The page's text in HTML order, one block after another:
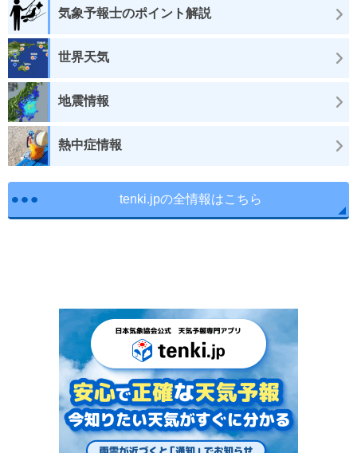
気象予報士のポイント解説
世界天気
地震情報
熱中症情報
tenki.jpの全情報はこちら